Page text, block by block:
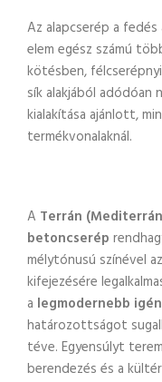
Az alapcserép a fedés
elem egész számú
kötésben,
sík alakjából adódóan
kialakítása ajánlott,
termékvonalaknál.
A Terrán
betoncserép
mélytónusú színével
kifejezésére
a legmodernebb
határozottságot
téve. Egyensúlyt
berendezés és a